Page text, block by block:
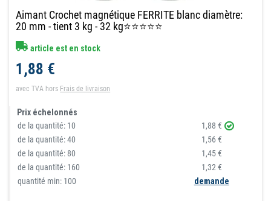
Aimant Crochet magnétique FERRITE blanc diamètre:
20 mm - tient 3 kg - 32 kg⭐⭐⭐⭐⭐
article est en stock
1,88 €
avec TVA hors Frais de livraison
Prix échelonnés
de la quantité: 10
1,88 €
de la quantité:40
1,56 €
de la quantité: 80
1,45 €
de la quantité: 160
1,32 €
quantité min: 100
demande